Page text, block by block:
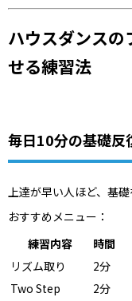
ハウスダンスの
せる練習法
毎日10分の基礎反
上達が早い人ほど、基
おすすめメニュー：
練習内容
時間
リズム取り
2分
Two Step
2分